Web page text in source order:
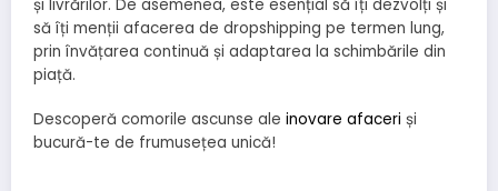
și livrărilor. De asemenea, este esențial să îți dezvolți și
să îți menții afacerea de dropshipping pe termen lung,
prin învățarea continuă și adaptarea la schimbările din
piață.
Descoperă comorile ascunse ale inovare afaceri și
bucură-te de frumusețea unică!